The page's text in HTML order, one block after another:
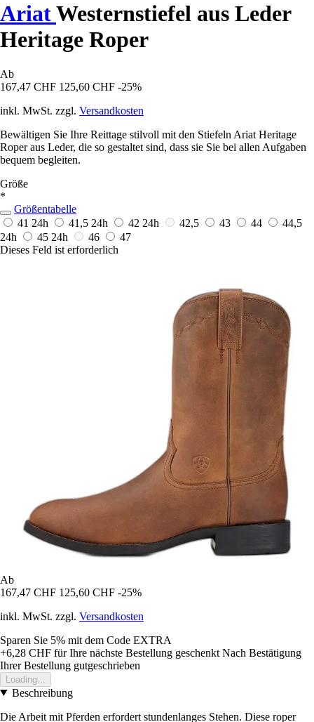
AriatWesternstiefel aus Leder
Heritage Roper
Ab
167,47 CHF 125,60 CHF -25%
inkl. MwSt. zzgl. Versandkosten
Bewältigen Sie Ihre Reittage stilvoll mit den Stiefeln Ariat Heritage
Roper aus Leder, die so gestaltet sind, dass sie Sie bei allen Aufgaben
bequem begleiten.
Größe
*
Größentabelle
41 24h 41,5 24h 42 24h 42,5 43 44
44,5
24h
45 24h 46
47
Dieses Feld ist erforderlich
Ab
167,47 CHF 125,60 CHF -25%
inkl. MwSt. zzgl. Versandkosten
Sparen Sie 5% mit dem Code EXTRA
+6,28 CHF für Ihre nächste Bestellung geschenkt Nach Bestätigung
Ihrer Bestellung gutgeschrieben
Loading...
Beschreibung
Die Arbeit mit Pferden erfordert stundenlanges Stehen. Diese roper